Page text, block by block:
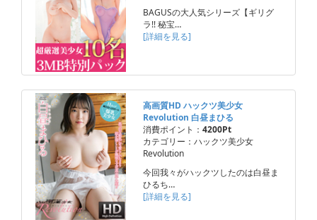
BAGUSの大人気シリーズ【ギリグ
ラ!! 秘宝…
[詳細を見る]
高画質HD ハックツ美少女
Revolution 白昼まひる
消費ポイント： 4200Pt
カテゴリー：ハックツ美少女
Revolution
今回我々がハックツしたのは白昼ま
ひるち…
[詳細を見る]